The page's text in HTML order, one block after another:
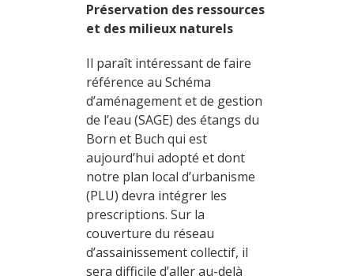
Préservation des ressources
et des milieux naturels
Il paraît intéressant de faire
référence au Schéma
d’aménagement et de gestion
de l’eau (SAGE) des étangs du
Born et Buch qui est
aujourd’hui adopté et dont
notre plan local d’urbanisme
(PLU) devra intégrer les
prescriptions. Sur la
couverture du réseau
d’assainissement collectif, il
sera difficile d’aller au-delà